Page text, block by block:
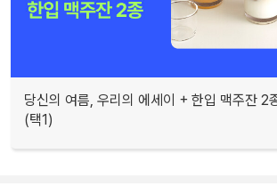
당신의 여름, 우리의 에세이 + 한입 맥주잔 2
(택1)